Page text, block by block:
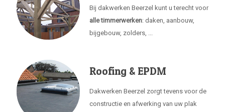
Bij dakwerken Beerzel kunt u terecht voor
alle timmerwerken: daken, aanbouw,
bijgebouw, zolders, ...
Roofing & EPDM
Dakwerken Beerzel zorgt tevens voor de
constructie en afwerking van uw plak